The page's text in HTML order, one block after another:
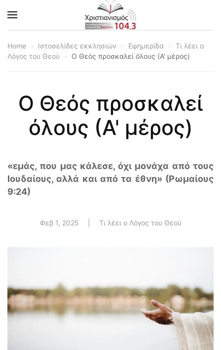
Skip to main content
Home Ιστοσελίδες εκκλησιών Εφημερίδα
Τι λέει ο
Λόγος του Θεού
Ο Θεός προσκαλεί όλους (Α' μέρος)
Ο Θεός προσκαλεί
όλους (Α' μέρος)
«εμάς, που μας κάλεσε, όχι μονάχα από τους
Ιουδαίους, αλλά και από τα έθνη» (Ρωμαίους
9:24)
Φεβ 1, 2025 Τι λέει ο Λόγος του Θεού